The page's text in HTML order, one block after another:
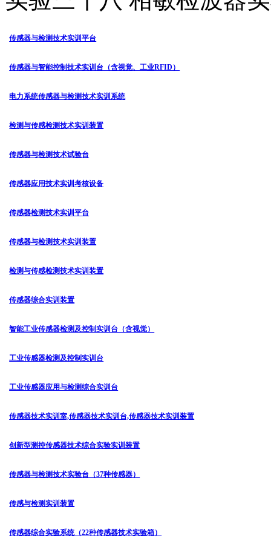
传感器与检测技术实训平台
传感器与智能控制技术实训台（含视觉、工业RFID）
电力系统传感器与检测技术实训系统
检测与传感检测技术实训装置
传感器与检测技术试验台
传感器应用技术实训考核设备
传感器检测技术实训平台
传感器与检测技术实训装置
检测与传感检测技术实训装置
传感器综合实训装置
智能工业传感器检测及控制实训台（含视觉）
工业传感器检测及控制实训台
工业传感器应用与检测综合实训台
传感器技术实训室,传感器技术实训台,传感器技术实训装置
创新型测控传感器技术综合实验实训装置
传感器与检测技术实验台（37种传感器）
传感与检测实训装置
传感器综合实验系统（22种传感器技术实验箱）